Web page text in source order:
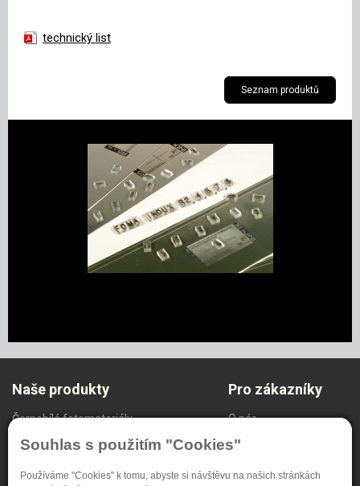
Souhlas s použitím "Cookies"
Používáme "Cookies" k tomu, abyste si návštěvu na našich stránkách
technický list
Seznam produktů
Naše produkty
Černobílé fotomateriály
Radiodiagnostika
Speciální materiály
Pro zákazníky
O nás
Ochrana oznamovatelů